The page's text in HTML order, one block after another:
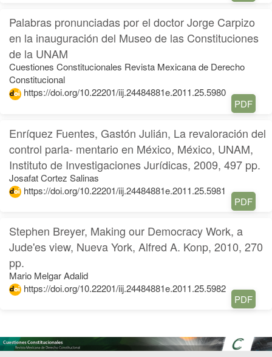
Palabras pronunciadas por el doctor Jorge Carpizo
en la inauguración del Museo de las Constituciones
de la UNAM
Cuestiones Constitucionales Revista Mexicana de Derecho
Constitucional
https://doi.org/10.22201/iij.24484881e.2011.25.5980
PDF
Enríquez Fuentes, Gastón Julián, La revaloración del
control parla- mentario en México, México, UNAM,
Instituto de Investigaciones Jurídicas, 2009, 497 pp.
Josafat Cortez Salinas
https://doi.org/10.22201/iij.24484881e.2011.25.5981
PDF
Stephen Breyer, Making our Democracy Work, a
Jude'es view, Nueva York, Alfred A. Konp, 2010, 270
pp.
Mario Melgar Adalid
https://doi.org/10.22201/iij.24484881e.2011.25.5982
PDF